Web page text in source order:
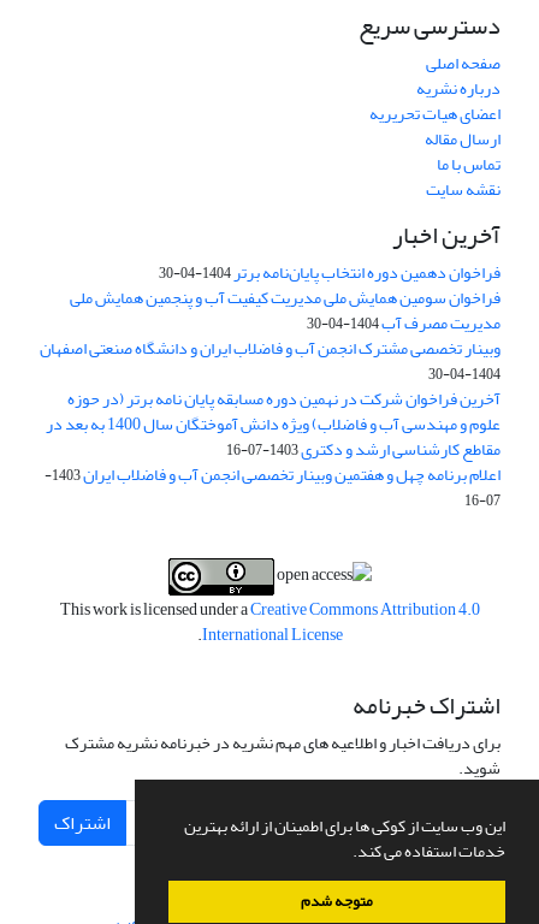
این وب سایت از کوکی ها برای اطمینان از ارائه بهترین
خدمات استفاده می کند.
متوجه شدم
دسترسی سریع
صفحه اصلی
درباره نشریه
اعضای هیات تحریریه
ارسال مقاله
تماس با ما
نقشه سایت
آخرین اخبار
فراخوان دهمین دوره انتخاب پایان‌نامه برتر1404-04-30
فراخوان سومین همایش ملی مدیریت کیفیت آب و پنجمین همایش ملی
مدیریت مصرف آب1404-04-30
وبینار تخصصی مشترک انجمن آب و فاضلاب ایران و دانشگاه صنعتی اصفهان
1404-04-30
آخرین فراخوان شرکت در نهمین دوره مسابقه پایان نامه برتر (در حوزه
علوم و مهندسی آب و فاضلاب) ویژه دانش آموختگان سال 1400 به بعد در
مقاطع کارشناسی ارشد و دکتری1403-07-16
اعلام برنامه چهل و هفتمین وبینار تخصصی انجمن آب و فاضلاب ایران
1403-
07-16
This work is licensed under aCreative Commons Attribution 4.0
International License
.
اشتراک خبرنامه
برای دریافت اخبار و اطلاعیه های مهم نشریه در خبرنامه نشریه مشترک
شوید.
اشتراک